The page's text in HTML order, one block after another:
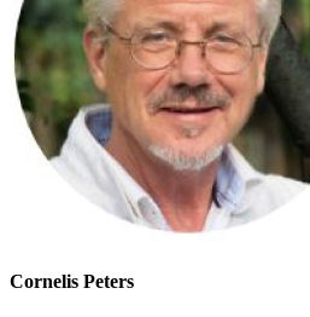
Cornelis Peters